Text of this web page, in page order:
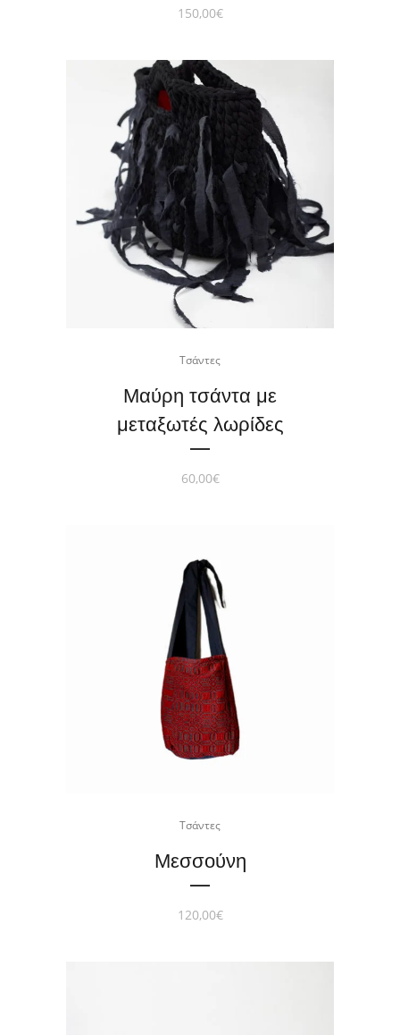
150,00€
Τσάντες
Μαύρη τσάντα με
μεταξωτές λωρίδες
60,00€
Τσάντες
Μεσσούνη
120,00€